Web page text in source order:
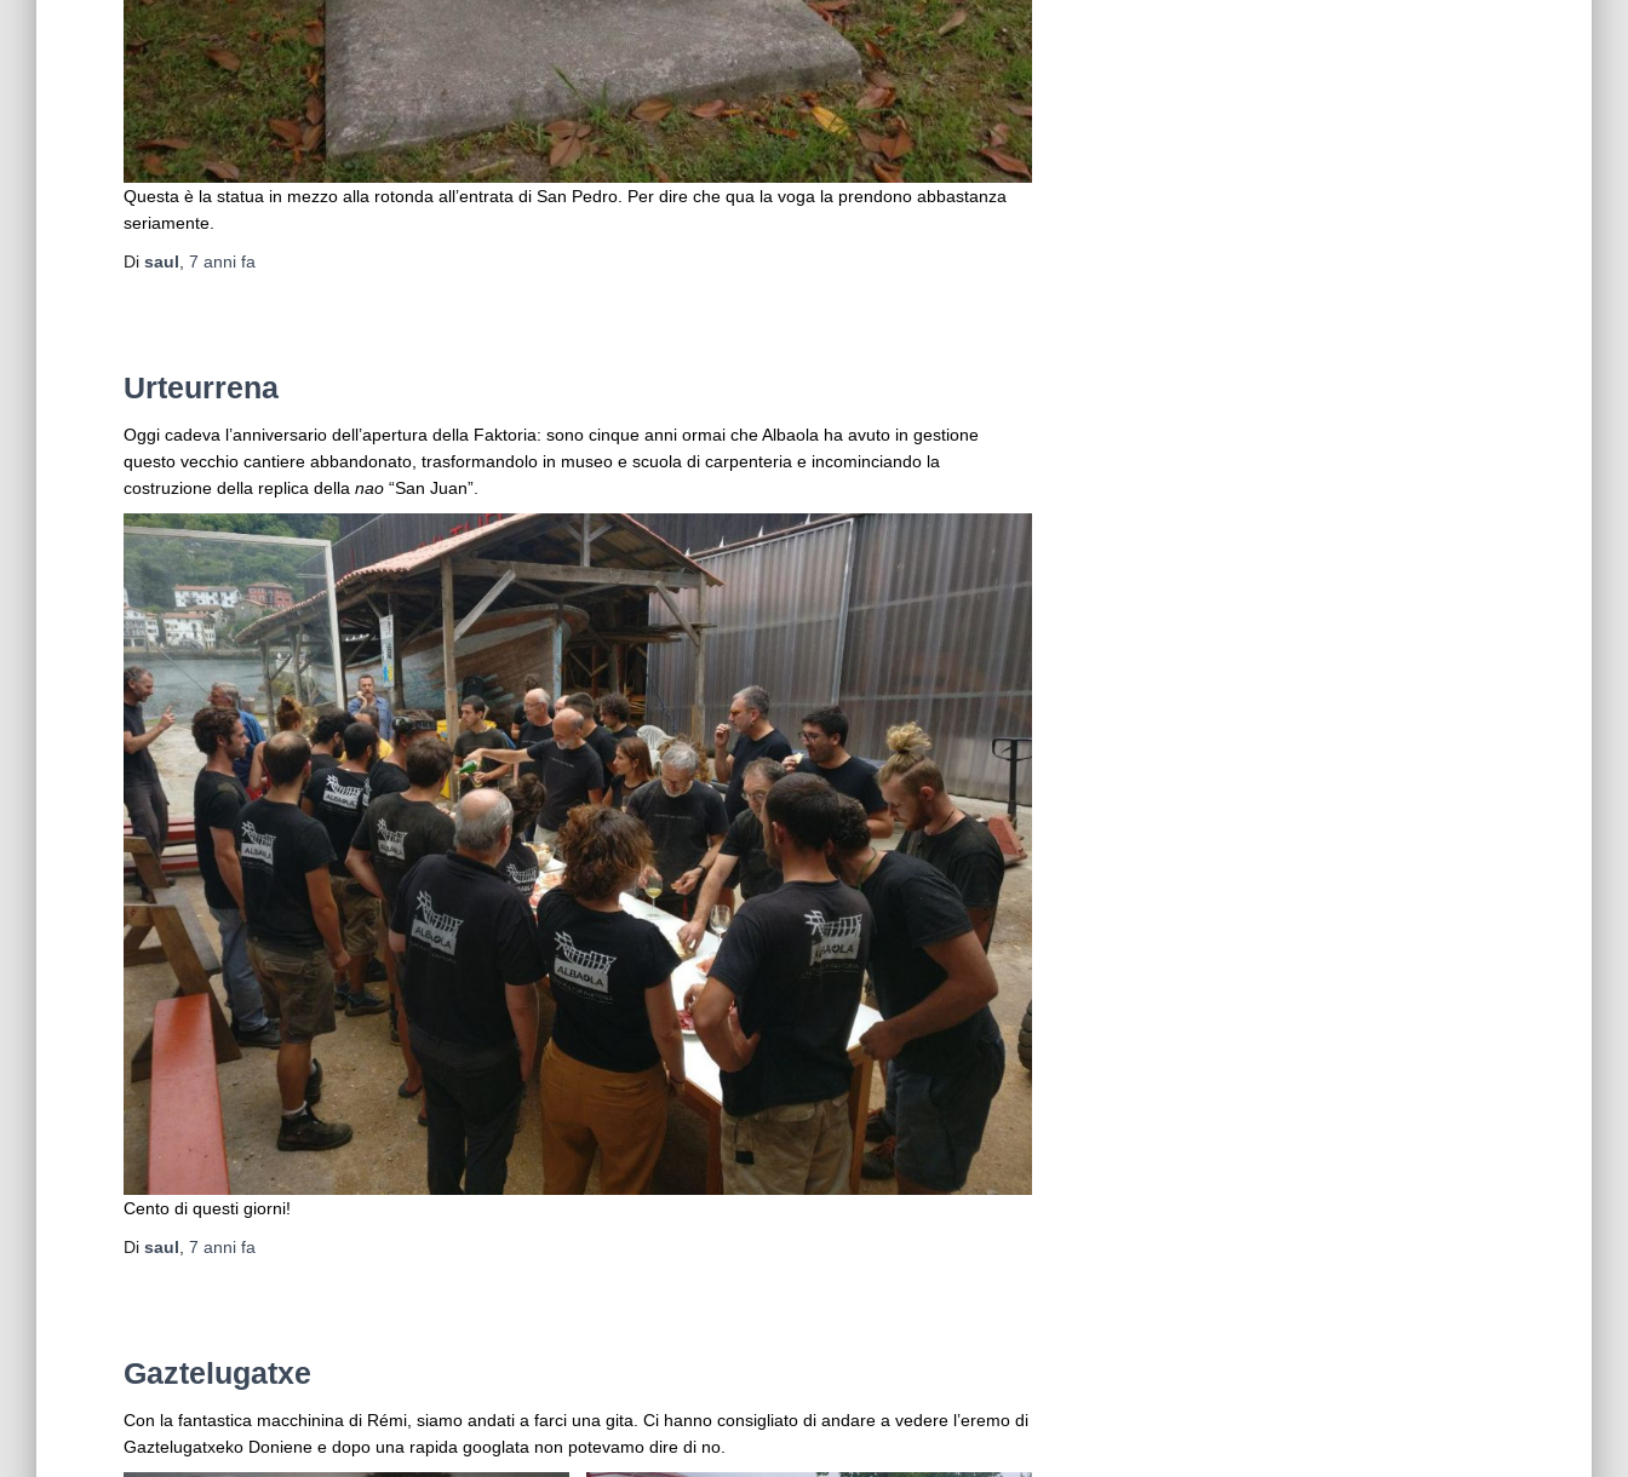
Questa è la statua in mezzo alla rotonda all’entrata di San Pedro. Per dire che qua la voga la prendono abbastanza
seriamente.
Di saul 7 anni fa
Urteurrena
Oggi cadeva l’anniversario dell’apertura della Faktoria: sono cinque anni ormai che Albaola ha avuto in gestione
questo vecchio cantiere abbandonato, trasformandolo in museo e scuola di carpenteria e incominciando la
costruzione della replica della nao “San Juan”.
Cento di questi giorni!
Di saul 7 anni fa
Gaztelugatxe
Con la fantastica macchinina di Rémi, siamo andati a farci una gita. Ci hanno consigliato di andare a vedere l’eremo di
Gaztelugatxeko Doniene e dopo una rapida googlata non potevamo dire di no.